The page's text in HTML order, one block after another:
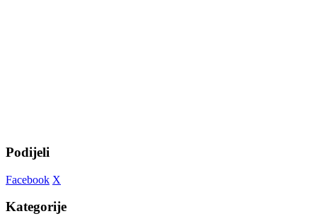
Podijeli
Facebook X
Kategorije